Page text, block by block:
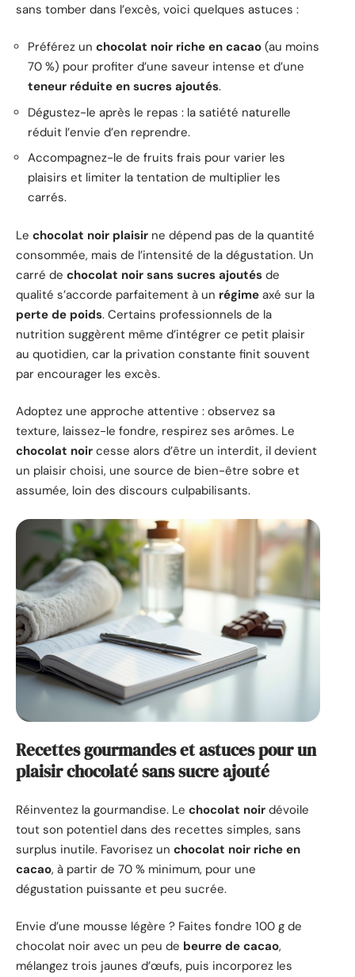
sans tomber dans l’excès, voici quelques astuces :
Préférez un chocolat noir riche en cacao (au moins
70 %) pour profiter d’une saveur intense et d’une
teneur réduite en sucres ajoutés.
Dégustez-le après le repas : la satiété naturelle
réduit l’envie d’en reprendre.
Accompagnez-le de fruits frais pour varier les
plaisirs et limiter la tentation de multiplier les
carrés.
Le chocolat noir plaisir ne dépend pas de la quantité
consommée, mais de l’intensité de la dégustation. Un
carré de chocolat noir sans sucres ajoutés de
qualité s’accorde parfaitement à un régime axé sur la
perte de poids. Certains professionnels de la
nutrition suggèrent même d’intégrer ce petit plaisir
au quotidien, car la privation constante finit souvent
par encourager les excès.
Adoptez une approche attentive : observez sa
texture, laissez-le fondre, respirez ses arômes. Le
chocolat noir cesse alors d’être un interdit, il devient
un plaisir choisi, une source de bien-être sobre et
assumée, loin des discours culpabilisants.
Recettes gourmandes et astuces pour un
plaisir chocolaté sans sucre ajouté
Réinventez la gourmandise. Le chocolat noir dévoile
tout son potentiel dans des recettes simples, sans
surplus inutile. Favorisez un chocolat noir riche en
cacao, à partir de 70 % minimum, pour une
dégustation puissante et peu sucrée.
Envie d’une mousse légère ? Faites fondre 100 g de
chocolat noir avec un peu de beurre de cacao,
mélangez trois jaunes d’œufs, puis incorporez les